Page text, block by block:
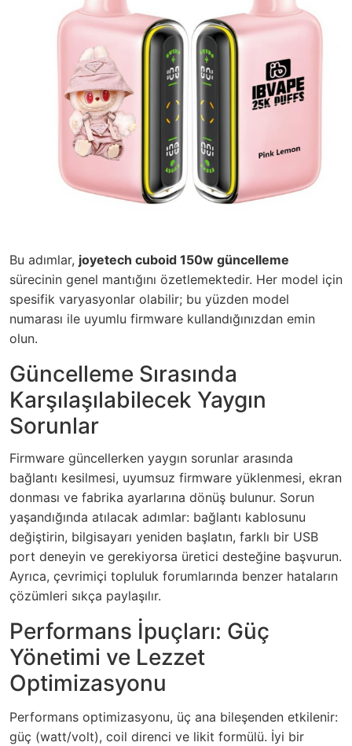
Bu adımlar, joyetech cuboid 150w güncelleme
sürecinin genel mantığını özetlemektedir. Her model için
spesifik varyasyonlar olabilir; bu yüzden model
numarası ile uyumlu firmware kullandığınızdan emin
olun.
Güncelleme Sırasında
Karşılaşılabilecek Yaygın
Sorunlar
Firmware güncellerken yaygın sorunlar arasında
bağlantı kesilmesi, uyumsuz firmware yüklenmesi, ekran
donması ve fabrika ayarlarına dönüş bulunur. Sorun
yaşandığında atılacak adımlar: bağlantı kablosunu
değiştirin, bilgisayarı yeniden başlatın, farklı bir USB
port deneyin ve gerekiyorsa üretici desteğine başvurun.
Ayrıca, çevrimiçi topluluk forumlarında benzer hataların
çözümleri sıkça paylaşılır.
Performans İpuçları: Güç
Yönetimi ve Lezzet
Optimizasyonu
Performans optimizasyonu, üç ana bileşenden etkilenir:
güç (watt/volt), coil direnci ve likit formülü. İyi bir